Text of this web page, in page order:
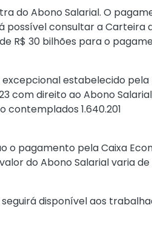
do Abono Salarial. O
possível consultar a Carteira
R$ 30 bilhões para o
estabelecido pela
com direito ao Abono
1.640.201
o pagamento pela Caixa
do Abono Salarial varia de
disponível aos